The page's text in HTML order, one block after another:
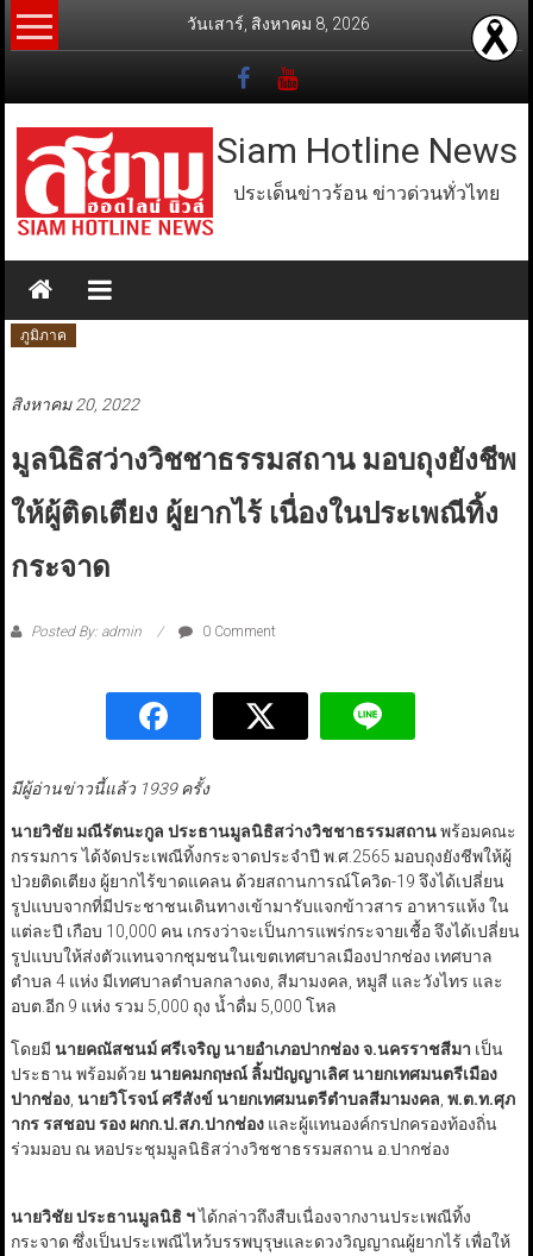
Skip
to
วันเสาร์, สิงหาคม 8, 2026
Siam Hotline News
ประเด็นข่าวร้อน ข่าวด่วนทั่วไทย
ภูมิภาค
สิงหาคม 20, 2022
มูลนิธิสว่างวิชชาธรรมสถาน มอบถุงยังชีพ
ให้ผู้ติดเตียง ผู้ยากไร้ เนื่องในประเพณีทิ้ง
กระจาด
Posted By: admin 0 Comment
มีผู้อ่านข่าวนี้แล้ว 1939 ครั้ง
นายวิชัย มณีรัตนะกูล ประธานมูลนิธิสว่างวิชชาธรรมสถานพร้อมคณะ
กรรมการ ได้จัดประเพณีทิ้งกระจาดประจำปี พ.ศ.2565 มอบถุงยังชีพให้ผู้
ป่วยติดเตียง ผู้ยากไร้ขาดแคลน ด้วยสถานการณ์โควิด-19 จึงได้เปลี่ยน
รูปแบบจากที่มีประชาชนเดินทางเข้ามารับแจกข้าวสาร อาหารแห้ง ใน
แต่ละปี เกือบ 10,000 คน เกรงว่าจะเป็นการแพร่กระจายเชื้อ จึงได้เปลี่ยน
รูปแบบให้ส่งตัวแทนจากชุมชนในเขตเทศบาลเมืองปากช่อง เทศบาล
ตำบล 4 แห่ง มีเทศบาลตำบลกลางดง, สีมามงคล, หมูสี และวังไทร และ
อบต.อีก 9 แห่ง รวม 5,000 ถุง น้ำดื่ม 5,000 โหล
โดยมี นายคณัสชนม์ ศรีเจริญนายอำเภอปากช่องจ.นครราชสีมา เป็น
ประธาน พร้อมด้วย นายคมกฤษณ์ ลิ้มปัญญาเลิศนายกเทศมนตรีเมือง
ปากช่อง, นายวิโรจน์ ศรีสังข์ นายกเทศมนตรีตำบลสีมามงคล, พ.ต.ท.ศุภ
ากร รสชอบรอง ผกก.ป.สภ.ปากช่องและผู้แทนองค์กรปกครองท้องถิ่น
ร่วมมอบ ณ หอประชุมมูลนิธิสว่างวิชชาธรรมสถาน อ.ปากช่อง
นายวิชัย ประธานมูลนิธิ ฯได้กล่าวถึงสืบเนื่องจากงานประเพณีทิ้ง
กระจาด ซึ่งเป็นประเพณีไหว้บรรพบุรุษและดวงวิญญาณผู้ยากไร้ เพื่อให้